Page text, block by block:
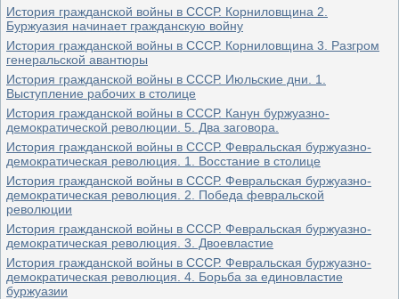
История гражданской войны в СССР. Корниловщина 2.
Буржуазия начинает гражданскую войну
История гражданской войны в СССР. Корниловщина 3. Разгром
генеральской авантюры
История гражданской войны в СССР. Июльские дни. 1.
Выступление рабочих в столице
История гражданской войны в СССР. Канун буржуазно-
демократической революции. 5. Два заговора.
История гражданской войны в СССР. Февральская буржуазно-
демократическая революция. 1. Восстание в столице
История гражданской войны в СССР. Февральская буржуазно-
демократическая революция. 2. Победа февральской
революции
История гражданской войны в СССР. Февральская буржуазно-
демократическая революция. 3. Двоевластие
История гражданской войны в СССР. Февральская буржуазно-
демократическая революция. 4. Борьба за единовластие
буржуазии